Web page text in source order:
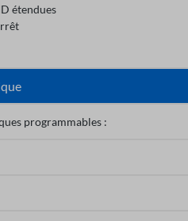
étendues
programmables :